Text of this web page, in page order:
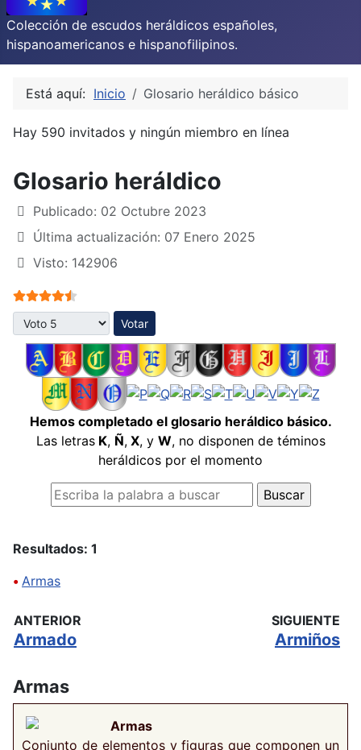
Colección de escudos heráldicos españoles,
hispanoamericanos e hispanofilipinos.
Está aquí: Inicio Glosario heráldico básico
Hay 590 invitados y ningún miembro en línea
Glosario heráldico
Publicado: 02 Octubre 2023
Última actualización: 07 Enero 2025
Visto: 142906
Ratio:4.5/
Por favor, vote
Hemos completado el glosario heráldico básico.
Las letrasK, Ñ,X, y W, no disponen de téminos
heráldicos por el momento
Resultados: 1
• Armas
ANTERIOR
Armado
SIGUIENTE
Armiños
Armas
Armas
Conjunto de elementos y figuras que componen un